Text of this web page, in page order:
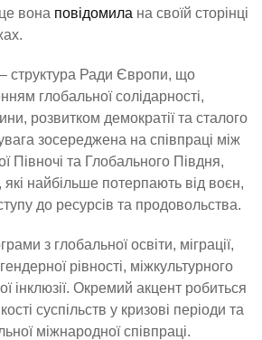
вона повідомила на своїй сторінці
структура Ради Європи, що
глобальної солідарності,
розвитком демократії та сталого
зосереджена на співпраці між
Півночі та Глобального Півдня,
які найбільше потерпають від воєн,
до ресурсів та продовольства.
з глобальної освіти, міграції,
рівності, міжкультурного
інклюзії. Окремий акцент робиться
суспільств у кризові періоди та
міжнародної співпраці.